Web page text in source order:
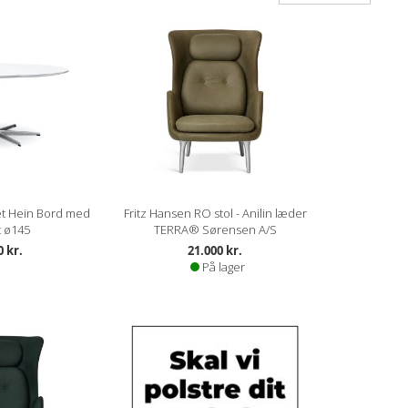
Hein Bord med
ø145
kr.
Fritz Hansen RO stol - Anilin læder
TERRA® Sørensen A/S
21.000 kr.
På lager